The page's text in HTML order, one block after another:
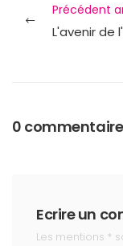
Précédent
0 commentaire
Ecrire un
Les mentions *